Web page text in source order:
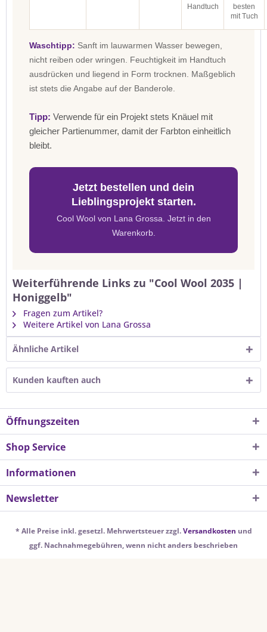
Handtuch
besten
mit Tuch
Waschtipp: Sanft im lauwarmen Wasser bewegen,
nicht reiben oder wringen. Feuchtigkeit im Handtuch
ausdrücken und liegend in Form trocknen. Maßgeblich
ist stets die Angabe auf der Banderole.
Tipp: Verwende für ein Projekt stets Knäuel mit
gleicher Partienummer, damit der Farbton einheitlich
bleibt.
Jetzt bestellen und dein
Lieblingsprojekt starten.
Cool Wool von Lana Grossa. Jetzt in den
Warenkorb.
Weiterführende Links zu "Cool Wool 2035 |
Honiggelb"
Fragen zum Artikel?
Weitere Artikel von Lana Grossa
Ähnliche Artikel
Kunden kauften auch
Öffnungszeiten
Shop Service
Informationen
Newsletter
* Alle Preise inkl. gesetzl. Mehrwertsteuer zzgl.Versandkosten und
ggf. Nachnahmegebühren, wenn nicht anders beschrieben